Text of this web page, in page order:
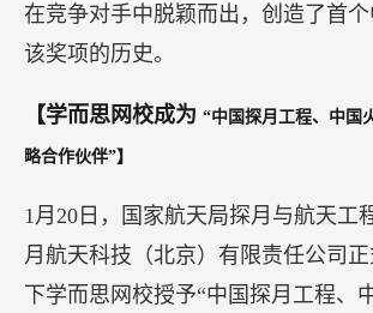
在竞争对手中脱颖而出，创造了首
该奖项的历史。
【学而思网校成为 “中国探月工程、中国
略合作伙伴”】
1月20日，国家航天局探月与航天工
月航天科技（北京）有限责任公司
下学而思网校授予“中国探月工程、